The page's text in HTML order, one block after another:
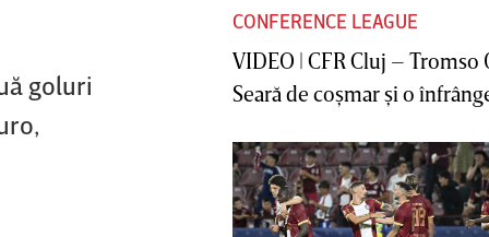
goluri
CONFERENCE LEAGUE
VIDEO | CFR Cluj – Tromso
Seară de coşmar şi o